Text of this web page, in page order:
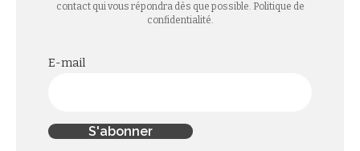
contact qui vous répondra dès que possible. Politique de
confidentialité.
E-mail